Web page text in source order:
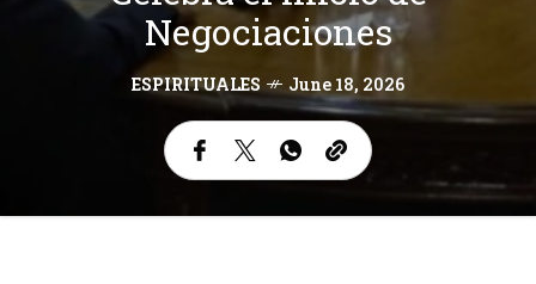
Negociaciones
ESPIRITUALES June 18, 2026